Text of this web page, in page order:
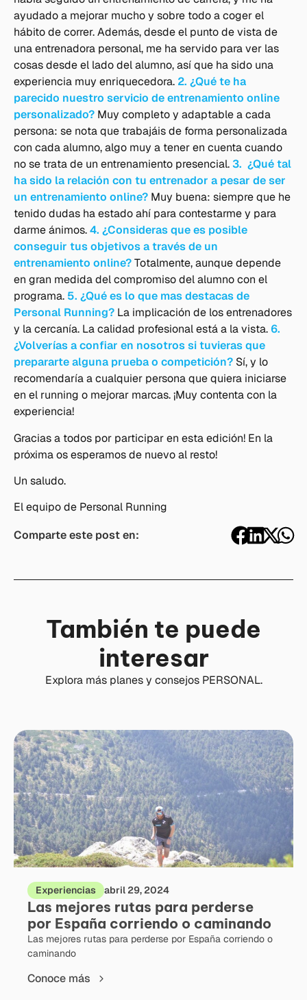
ayudado a mejorar mucho y sobre todo a coger el
hábito de correr. Además, desde el punto de vista de
una entrenadora personal, me ha servido para ver las
cosas desde el lado del alumno, así que ha sido una
experiencia muy enriquecedora. 2. ¿Qué te ha
parecido nuestro servicio de entrenamiento online
personalizado? Muy completo y adaptable a cada
persona: se nota que trabajáis de forma personalizada
con cada alumno, algo muy a tener en cuenta cuando
no se trata de un entrenamiento presencial.3. ¿Qué tal
ha sido la relación con tu entrenador a pesar de ser
un entrenamiento online? Muy buena: siempre que he
tenido dudas ha estado ahí para contestarme y para
darme ánimos.4. ¿Consideras que es posible
conseguir tus objetivos a través de un
entrenamiento online?Totalmente, aunque depende
en gran medida del compromiso del alumno con el
programa. 5. ¿Qué es lo que mas destacas de
Personal Running? La implicación de los entrenadores
y la cercanía. La calidad profesional está a la vista. 6.
¿Volverías a confiar en nosotros si tuvieras que
prepararte alguna prueba o competición? Sí, y lo
recomendaría a cualquier persona que quiera iniciarse
en el running o mejorar marcas. ¡Muy contenta con la
experiencia!
Gracias a todos por participar en esta edición! En la
próxima os esperamos de nuevo al resto!
Un saludo.
El equipo de Personal Running
Comparte este post en:
También te puede
interesar
Explora más planes y consejos PERSONAL.
Experiencias abril 29, 2024
Las mejores rutas para perderse
por España corriendo o caminando
Las mejores rutas para perderse por España corriendo o
caminando
Conoce más